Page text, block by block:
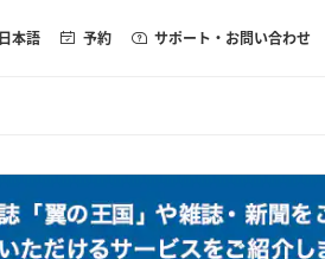
本語 予約 サポート・お問い合わせ